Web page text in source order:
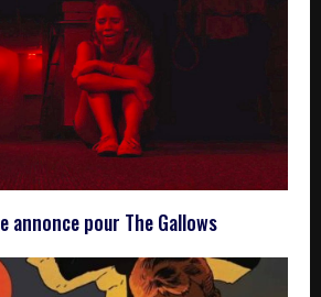
annonce pour The Gallows